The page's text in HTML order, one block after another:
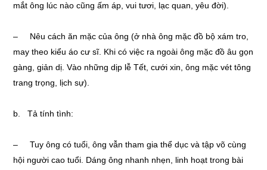
mắt ông lúc nào cũng ấm áp, vui tươi, lạc quan, yêu đời).
– Nêu cách ăn mặc của ông (ở nhà ông mặc đồ bộ xám tro,
may theo kiểu áo cư sĩ. Khi có việc ra ngoài ông mặc đồ âu gọn
gàng, giản dị. Vào những dịp lễ Tết, cưới xin, ông mặc vét tông
trang trọng, lịch sự).
b. Tả tính tình:
– Tuy ông có tuổi, ông vẫn tham gia thể dục và tập võ cùng
hội người cao tuổi. Dáng ông nhanh nhẹn, linh hoạt trong bài